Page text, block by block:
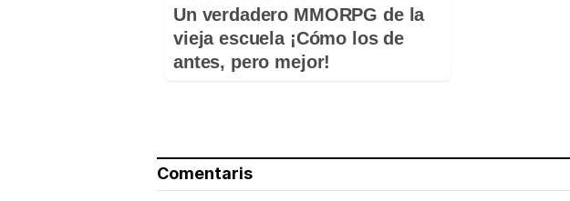
Un verdadero MMORPG de la
vieja escuela ¡Cómo los de
antes, pero mejor!
Comentaris